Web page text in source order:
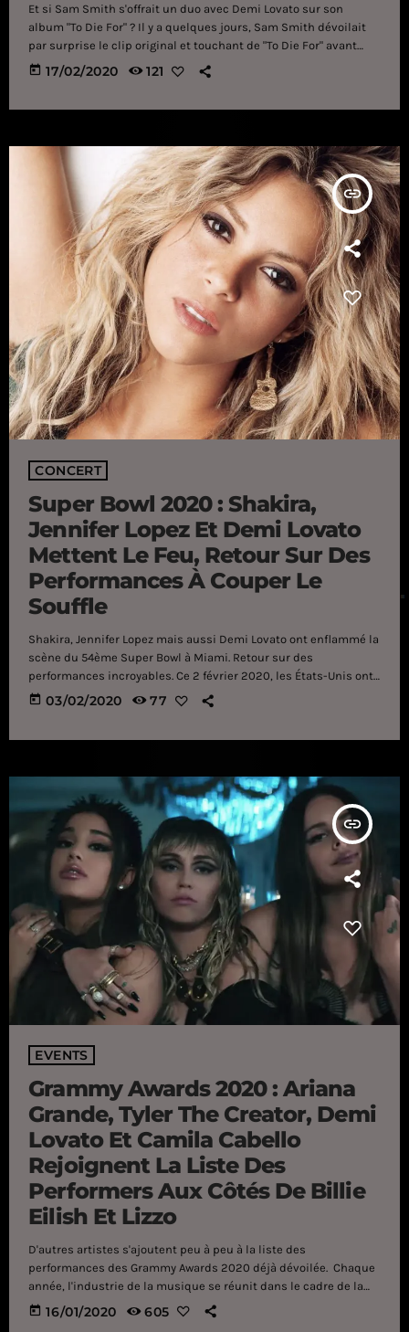
Et si Sam Smith s'offrait un duo avec Demi Lovato sur son
album "To Die For" ? Il y a quelques jours, Sam Smith dévoilait
par surprise le clip original et touchant de "To Die For" avant
d'annoncer une grande nouvelle à son public : La star
britannique sera de retour sur le devant de la scène avec son
today 17/02/2020 121
insert_link
CONCERT
Super Bowl 2020 : Shakira,
Jennifer Lopez Et Demi Lovato
Mettent Le Feu, Retour Sur Des
Performances À Couper Le
Souffle
Shakira, Jennifer Lopez mais aussi Demi Lovato ont enflammé la
scène du 54ème Super Bowl à Miami. Retour sur des
performances incroyables. Ce 2 février 2020, les États-Unis ont
vécu l'un des événements les plus importants de l'année : le
Super Bowl. Pour cette nouvelle édition, la NFL a choisi des
today 03/02/2020 77
insert_link
EVENTS
Grammy Awards 2020 : Ariana
Grande, Tyler The Creator, Demi
Lovato Et Camila Cabello
Rejoignent La Liste Des
Performers Aux Côtés De Billie
Eilish Et Lizzo
D'autres artistes s'ajoutent peu à peu à la liste des
performances des Grammy Awards 2020 déjà dévoilée. Chaque
année, l'industrie de la musique se réunit dans le cadre de la
plus prestigieuse cérémonie au monde afin de récompenser les
oeuvres et les artistes qui ont marqué l'année précédente. Si
today 16/01/2020 605